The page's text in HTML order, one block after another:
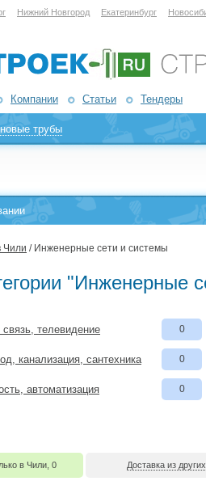
Нижний Новгород Екатеринбург
Компании Статьи Тендеры
трубы
Чили / Инженерные сети и системы
"Инженерные
связь, телевидение 0
канализация, сантехника 0
автоматизация 0
в Чили, 0 Доставка из